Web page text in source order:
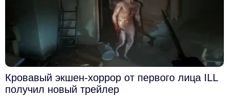
Кровавый экшен-хоррор от первого лица ILL
получил новый трейлер